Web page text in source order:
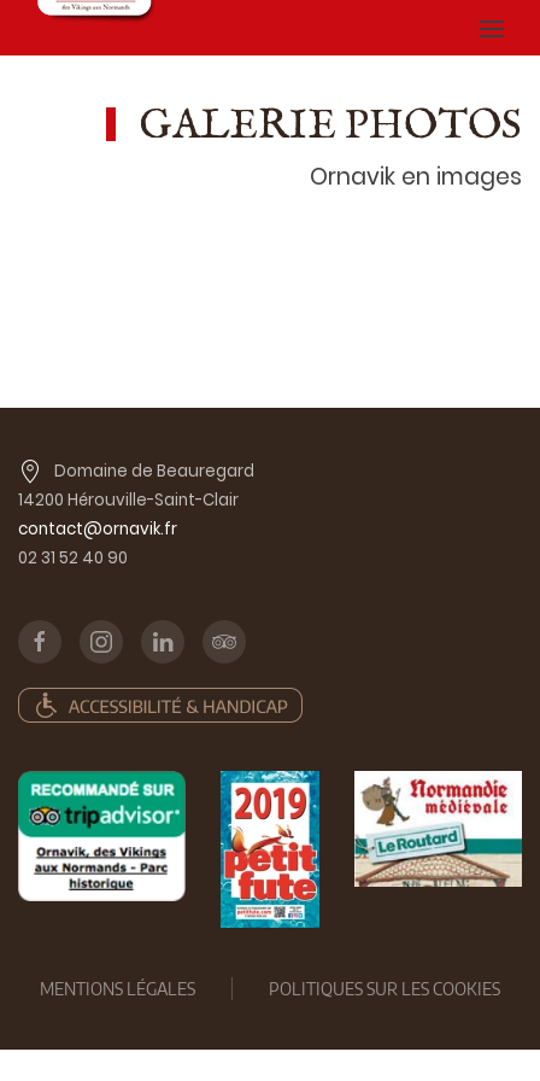
GALERIE PHOTOS
Ornavik en images
Domaine de Beauregard
14200 Hérouville-Saint-Clair
contact@ornavik.fr
02 31 52 40 90
MENTIONS LÉGALES POLITIQUES SUR LES COOKIES